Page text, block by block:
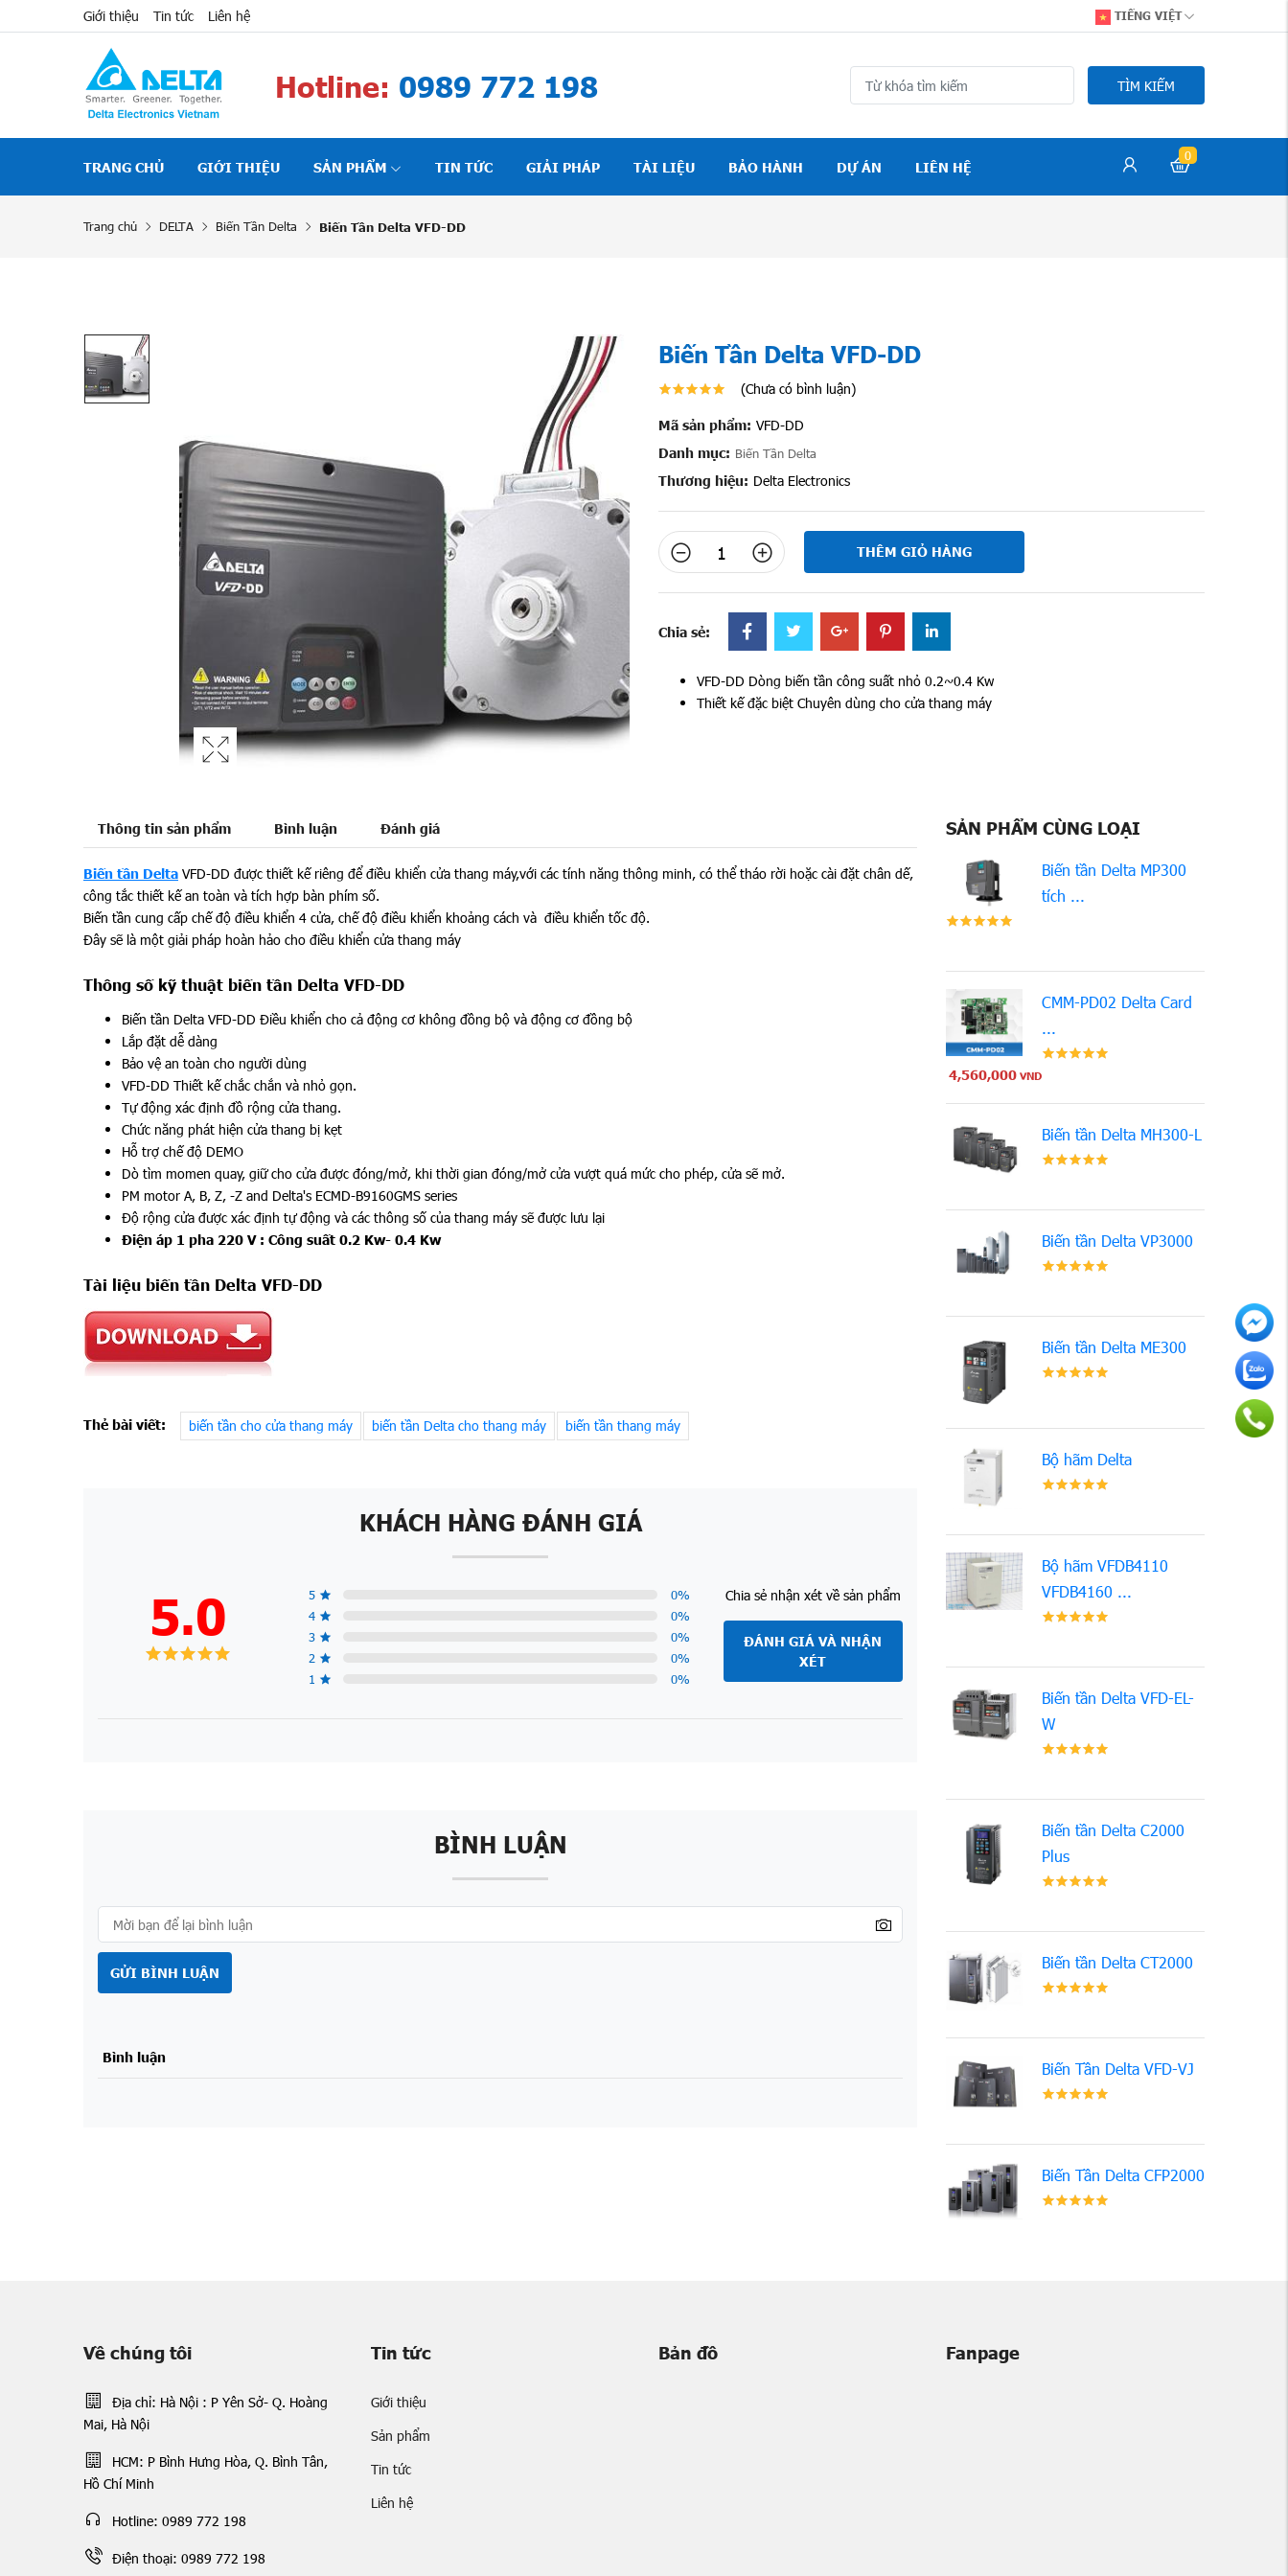
Giới thiệu Tin tức Liên hệ TIẾNG VIỆT
Hotline: 0989 772 198 TÌM KIẾM
TRANG CHỦ GIỚI THIỆU SẢN PHẨM TIN TỨC GIẢI PHÁP TÀI LIỆU BẢO HÀNH DỰ ÁN LIÊN HỆ
0
Trang chủ DELTA Biến Tần Delta Biến Tần Delta VFD-DD
Biến Tần Delta VFD-DD
(Chưa có bình luận)
Mã sản phẩm: VFD-DD
Danh mục: Biến Tần Delta
Thương hiệu: Delta Electronics
THÊM GIỎ HÀNG
Chia sẻ:
VFD-DD Dòng biến tần công suất nhỏ 0.2~0.4 Kw
Thiết kế đặc biệt Chuyên dùng cho cửa thang máy
Thông tin sản phẩm Bình luận Đánh giá
Biến tần Delta VFD-DD được thiết kế riêng để điều khiển cửa thang máy,với các tính năng thông minh, có thể tháo rời hoặc cài đặt chân dế,
công tắc thiết kế an toàn và tích hợp bàn phím số.
Biến tần cung cấp chế độ điều khiển 4 cửa, chế độ điều khiển khoảng cách và điều khiển tốc độ.
Đây sẽ là một giải pháp hoàn hảo cho điều khiển cửa thang máy
Thông số kỹ thuật biến tần Delta VFD-DD
Biến tần Delta VFD-DD Điều khiển cho cả động cơ không đồng bộ và động cơ đồng bộ
Lắp đặt dễ dàng
Bảo vệ an toàn cho người dùng
VFD-DD Thiết kế chắc chắn và nhỏ gọn.
Tự động xác định đồ rộng cửa thang.
Chức năng phát hiện cửa thang bị kẹt
Hỗ trợ chế độ DEMO
Dò tìm momen quay, giữ cho cửa được đóng/mở, khi thời gian đóng/mở cửa vượt quá mức cho phép, cửa sẽ mở.
PM motor A, B, Z, -Z and Delta's ECMD-B9160GMS series
Độ rộng cửa được xác định tự động và các thông số của thang máy sẽ được lưu lại
Điện áp 1 pha 220 V : Công suất 0.2 Kw- 0.4 Kw
Tài liệu biến tần Delta VFD-DD
Thẻ bài viết: biến tần cho cửa thang máy biến tần Delta cho thang máy biến tần thang máy
KHÁCH HÀNG ĐÁNH GIÁ
5.0 5 0%
4
0%
3
0%
2
0%
1
0%
Chia sẻ nhận xét về sản phẩm
ĐÁNH GIÁ VÀ NHẬN
XÉT
BÌNH LUẬN
GỬI BÌNH LUẬN
Bình luận
SẢN PHẨM CÙNG LOẠI
Biến tần Delta MP300
tích ...
CMM-PD02 Delta Card
...
4,560,000 VND
Biến tần Delta MH300-L
Biến tần Delta VP3000
Biến tần Delta ME300
Bộ hãm Delta
Bộ hãm VFDB4110
VFDB4160 ...
Biến tần Delta VFD-EL-
W
Biến tần Delta C2000
Plus
Biến tần Delta CT2000
Biến Tần Delta VFD-VJ
Biến Tần Delta CFP2000
Về chúng tôi
Địa chỉ: Hà Nội : P Yên Sở- Q. Hoàng
Mai, Hà Nội
HCM: P Bình Hưng Hòa, Q. Bình Tân,
Hồ Chí Minh
Hotline: 0989 772 198
Điện thoại: 0989 772 198
Tin tức
Giới thiệu
Sản phẩm
Tin tức
Liên hệ
Bản đồ Fanpage